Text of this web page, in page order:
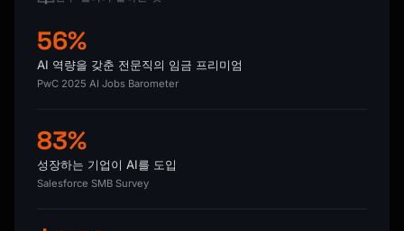
56%
AI 역량을 갖춘 전문직의 임금 프리미엄
PwC 2025 AI Jobs Barometer
83%
성장하는 기업이 AI를 도입
Salesforce SMB Survey